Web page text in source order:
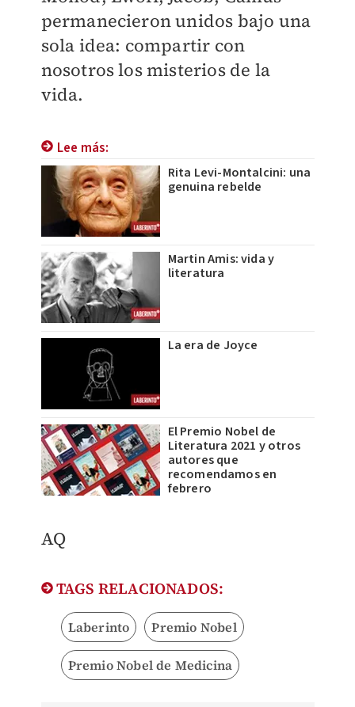
permanecieron unidos bajo una
sola idea: compartir con
nosotros los misterios de la
vida.
Lee más:
Rita Levi-Montalcini: una
genuina rebelde
Martin Amis: vida y
literatura
La era de Joyce
El Premio Nobel de
Literatura 2021 y otros
autores que
recomendamos en
febrero
AQ
TAGS RELACIONADOS:
Laberinto Premio Nobel
Premio Nobel de Medicina